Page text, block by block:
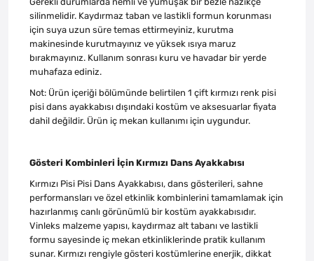
silinmelidir. Kaydırmaz taban ve lastikli formun korunması
için suya uzun süre temas ettirmeyiniz, kurutma
makinesinde kurutmayınız ve yüksek ısıya maruz
bırakmayınız. Kullanım sonrası kuru ve havadar bir yerde
muhafaza ediniz.
Not: Ürün içeriği bölümünde belirtilen 1 çift kırmızı renk pisi
pisi dans ayakkabısı dışındaki kostüm ve aksesuarlar fiyata
dahil değildir. Ürün iç mekan kullanımı için uygundur.
Gösteri Kombinleri İçin Kırmızı Dans Ayakkabısı
Kırmızı Pisi Pisi Dans Ayakkabısı, dans gösterileri, sahne
performansları ve özel etkinlik kombinlerini tamamlamak için
hazırlanmış canlı görünümlü bir kostüm ayakkabısıdır.
Vinleks malzeme yapısı, kaydırmaz alt tabanı ve lastikli
formu sayesinde iç mekan etkinliklerinde pratik kullanım
sunar. Kırmızı rengiyle gösteri kostümlerine enerjik, dikkat